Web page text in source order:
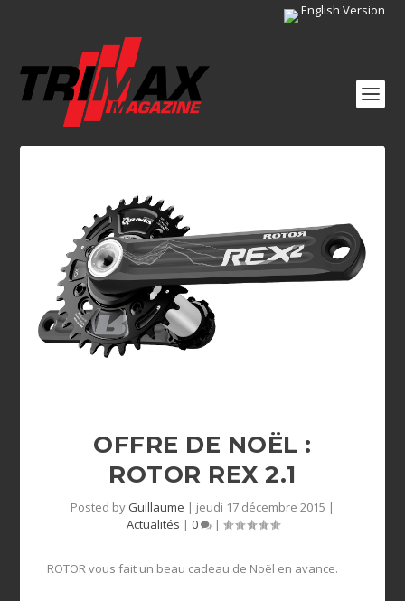
English Version
OFFRE DE NOËL :
ROTOR REX 2.1
Posted by Guillaume | jeudi 17 décembre 2015 |
Actualités | 0 |
ROTOR vous fait un beau cadeau de Noël en avance.